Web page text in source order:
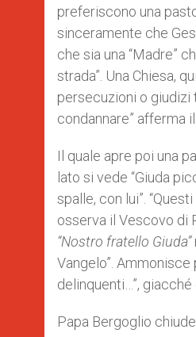
preferiscono una
sinceramente che
che sia una “Madre”
strada”. Una Chiesa,
persecuzioni o giudizi
condannare” afferma
Il quale apre poi una
lato si vede “Giuda
spalle, con lui”.
osserva il Vescovo di
“Nostro fratello Giuda”
Vangelo”.
delinquenti…”,
Papa Bergoglio